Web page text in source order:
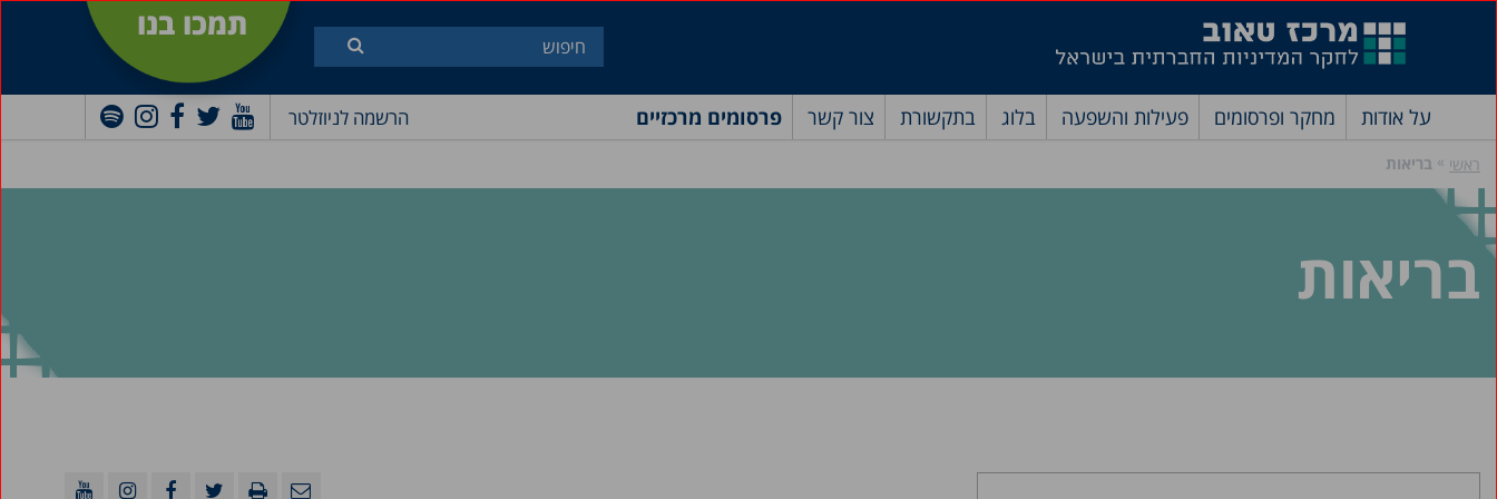
תמכו בנו
על אודות מחקר ופרסומים פעילות והשפעה בלוג בתקשורת צור קשר פרסומים מרכזיים הרשמה לניוזלטר
ראשי » בריאות
בריאות